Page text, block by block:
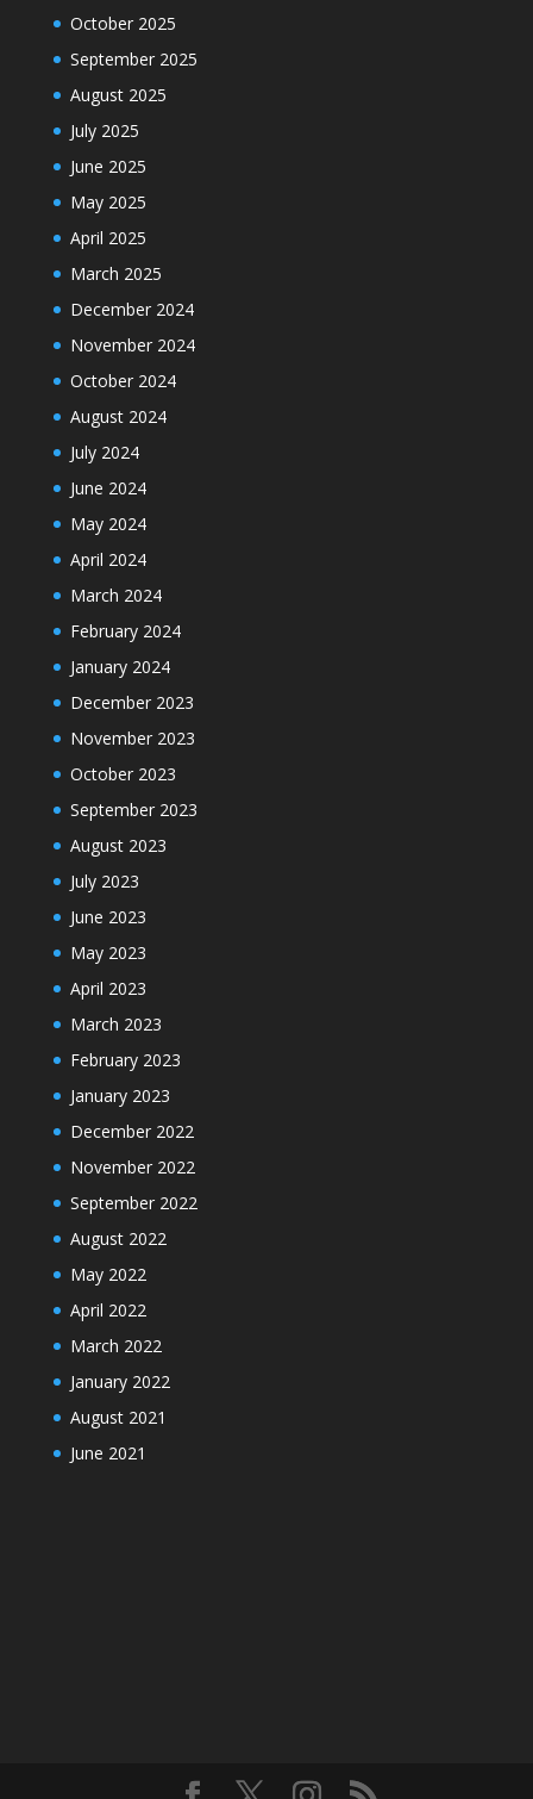
October 2025
September 2025
August 2025
July 2025
June 2025
May 2025
April 2025
March 2025
December 2024
November 2024
October 2024
August 2024
July 2024
June 2024
May 2024
April 2024
March 2024
February 2024
January 2024
December 2023
November 2023
October 2023
September 2023
August 2023
July 2023
June 2023
May 2023
April 2023
March 2023
February 2023
January 2023
December 2022
November 2022
September 2022
August 2022
May 2022
April 2022
March 2022
January 2022
August 2021
June 2021